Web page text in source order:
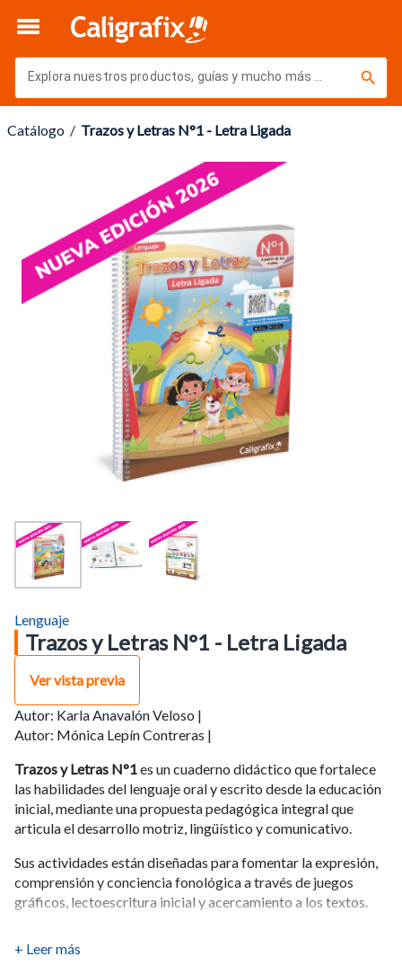
Explora nuestros productos, guías y mucho más ... Volver
Catálogo
  /
Trazos y Letras N°1 - Letra Ligada
Lenguaje
Trazos y Letras N°1 - Letra Ligada
Ver vista previa
Autor: Karla Anavalón Veloso |
Autor: Mónica Lepín Contreras |
Trazos y Letras N°1es un cuaderno didáctico que fortalece
las habilidades del lenguaje oral y escrito desde la educación
inicial, mediante una propuesta pedagógica integral que
articula el desarrollo motriz, lingüístico y comunicativo.
Sus actividades están diseñadas para fomentar la expresión,
comprensión y conciencia fonológica a través de juegos
gráficos, lectoescritura inicial y acercamiento a los textos.
que acompañan el aprendizaje, promoviendo la motivación, la
+ Leer más